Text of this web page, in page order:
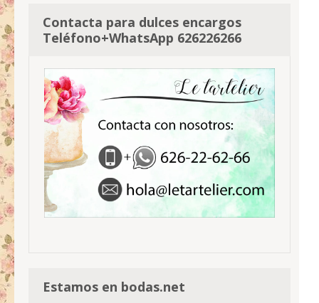
Contacta para dulces encargos
Teléfono+WhatsApp 626226266
Estamos en bodas.net